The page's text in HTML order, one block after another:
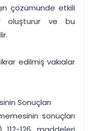
çözümünde etkili
oluşturur ve bu
edilmiş vakıalar
Sonuçları
sonuçları